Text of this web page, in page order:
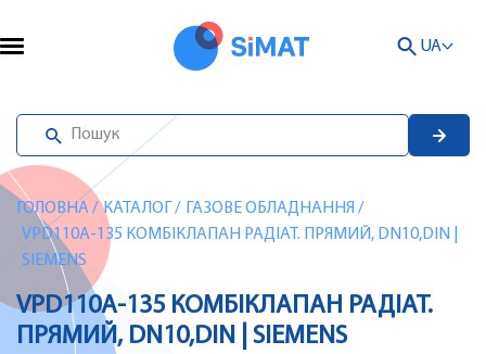
UA
ГОЛОВНА/ КАТАЛОГ / ГАЗОВЕ ОБЛАДНАННЯ /
VPD110A-135 КОМБІКЛАПАН РАДІАТ. ПРЯМИЙ, DN10,DIN |
SIEMENS
VPD110A-135 КОМБІКЛАПАН РАДІАТ.
ПРЯМИЙ, DN10,DIN | SIEMENS